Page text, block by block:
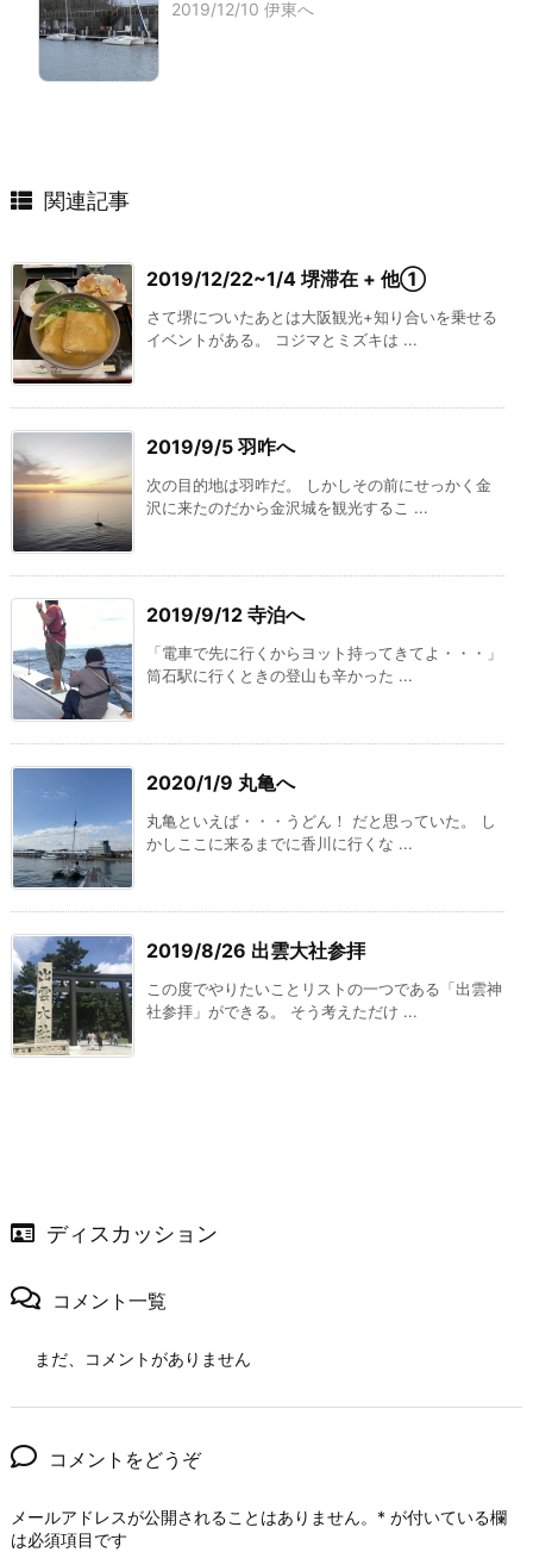
2019/12/10 伊東へ
関連記事
2019/12/22~1/4 堺滞在 + 他①
さて堺についたあとは大阪観光+知り合いを乗せる
イベントがある。 コジマとミズキは ...
2019/9/5 羽咋へ
次の目的地は羽咋だ。 しかしその前にせっかく金
沢に来たのだから金沢城を観光するこ ...
2019/9/12 寺泊へ
「電車で先に行くからヨット持ってきてよ・・・」
筒石駅に行くときの登山も辛かった ...
2020/1/9 丸亀へ
丸亀といえば・・・うどん！ だと思っていた。 し
かしここに来るまでに香川に行くな ...
2019/8/26 出雲大社参拝
この度でやりたいことリストの一つである「出雲神
社参拝」ができる。 そう考えただけ ...
ディスカッション
コメント一覧
まだ、コメントがありません
コメントをどうぞ
メールアドレスが公開されることはありません。 * が付いている欄
は必須項目です